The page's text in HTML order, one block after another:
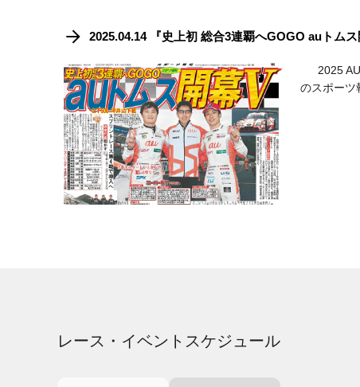
2025.04.14 『史上初 総合3連覇へGOGO auトム
2025
のスポー
レース・イベントスケジュール